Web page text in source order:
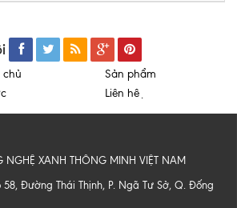
chủ
Sản phẩm
Liên hệ
NGHỆ XANH THÔNG MINH VIỆT NAM
58, Đường Thái Thịnh, P. Ngã Tư Sở, Q. Đống